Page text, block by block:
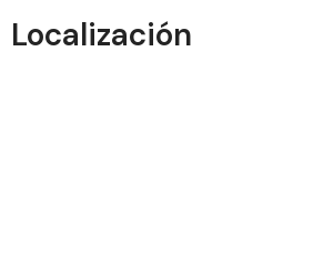
Localización